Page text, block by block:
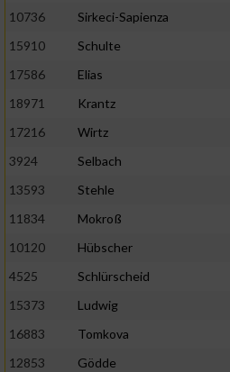
10736
Sirkeci-Sapienza
15910
Schulte
17586
Elias
18971
Krantz
17216
Wirtz
3924
Selbach
13593
Stehle
11834
Mokroß
10120
Hübscher
4525
Schlürscheid
15373
Ludwig
16883
Tomkova
12853
Gödde